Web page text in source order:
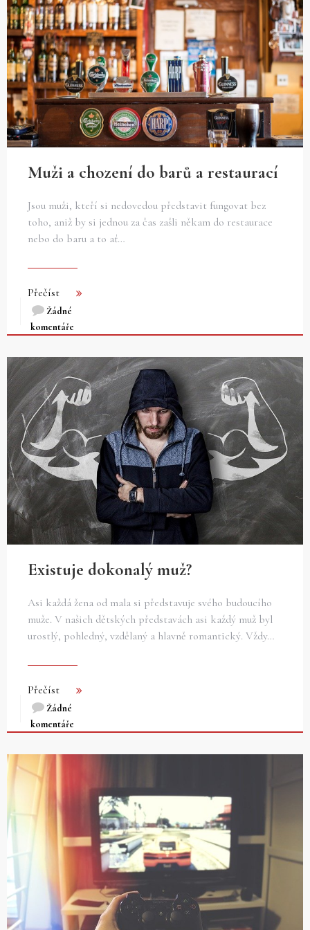
Muži a chození do barů a restaurací
Jsou muži, kteří si nedovedou představit fungovat bez
toho, aniž by si jednou za čas zašli někam do restaurace
nebo do baru a to ať…
Přečíst
Žádné
komentáře
Existuje dokonalý muž?
Asi každá žena od mala si představuje svého budoucího
muže. V našich dětských představách asi každý muž byl
urostlý, pohledný, vzdělaný a hlavně romantický. Vždy…
Přečíst
Žádné
komentáře